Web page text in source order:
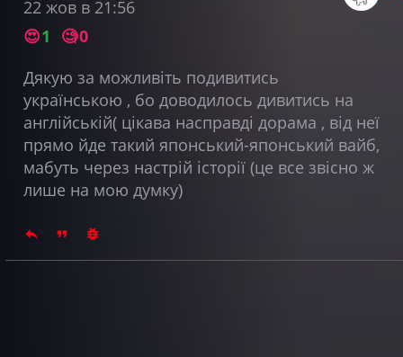
22 жов в 21:56
😍1 🧐0
Дякую за можливіть подивитись
українською , бо доводилось дивитись на
англійській( цікава насправді дорама , від неї
прямо йде такий японський-японський вайб,
мабуть через настрій історії (це все звісно ж
лише на мою думку)